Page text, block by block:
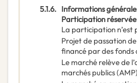
5.1.6. Informations
Participation réservée
La participation n’est
Projet de passation
financé par des fonds
Le marché relève de
marchés publics (AMP)